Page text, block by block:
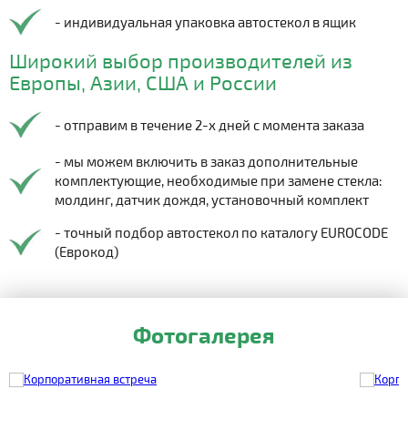
- индивидуальная упаковка автостекол в ящик
Широкий выбор производителей из
Европы, Азии, США и России
- отправим в течение 2-х дней с момента заказа
- мы можем включить в заказ дополнительные
комплектующие, необходимые при замене стекла:
молдинг, датчик дождя, установочный комплект
- точный подбор автостекол по каталогу EUROCODE
(Еврокод)
Фотогалерея